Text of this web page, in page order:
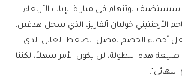
سيستضيف توتنهام في مباراة الإياب الأربعاء
الأرجنتيني خوليان ألفاريز، الذي سجل هدفين،
أخطاء الخصم بفضل الضغط العالي الذي
هذه البطولة، لن يكون الأمر سهلاً، لكننا